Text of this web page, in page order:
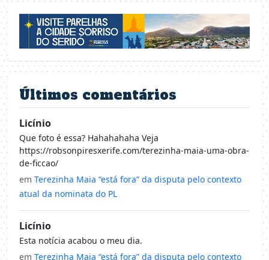
Últimos comentários
Licínio
Que foto é essa? Hahahahaha Veja
https://robsonpiresxerife.com/terezinha-maia-uma-obra-
de-ficcao/
em Terezinha Maia “está fora” da disputa pelo contexto
atual da nominata do PL
Licínio
Esta notícia acabou o meu dia.
em Terezinha Maia “está fora” da disputa pelo contexto